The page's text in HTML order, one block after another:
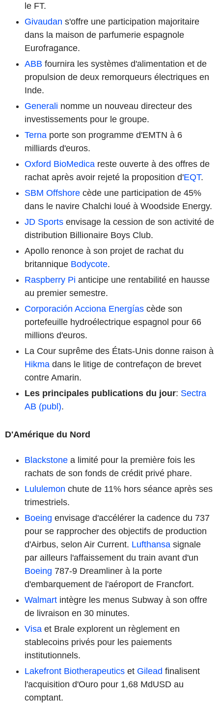
le FT.
Givaudan s'offre une participation majoritaire
dans la maison de parfumerie espagnole
Eurofragance.
ABB fournira les systèmes d'alimentation et de
propulsion de deux remorqueurs électriques en
Inde.
Generali nomme un nouveau directeur des
investissements pour le groupe.
Terna porte son programme d'EMTN à 6
milliards d'euros.
Oxford BioMedica reste ouverte à des offres de
rachat après avoir rejeté la proposition d'EQT.
SBM Offshore cède une participation de 45%
dans le navire Chalchi loué à Woodside Energy.
JD Sports envisage la cession de son activité de
distribution Billionaire Boys Club.
Apollo renonce à son projet de rachat du
britannique Bodycote.
Raspberry Pi anticipe une rentabilité en hausse
au premier semestre.
Corporación Acciona Energías cède son
portefeuille hydroélectrique espagnol pour 66
millions d'euros.
La Cour suprême des États-Unis donne raison à
Hikma dans le litige de contrefaçon de brevet
contre Amarin.
Les principales publications du jour: Sectra
AB (publ).
D'Amérique du Nord
Blackstone a limité pour la première fois les
rachats de son fonds de crédit privé phare.
Lululemon chute de 11% hors séance après ses
trimestriels.
Boeing envisage d'accélérer la cadence du 737
pour se rapprocher des objectifs de production
d'Airbus, selon Air Current. Lufthansa signale
par ailleurs l'affaissement du train avant d'un
Boeing 787-9 Dreamliner à la porte
d'embarquement de l'aéroport de Francfort.
Walmart intègre les menus Subway à son offre
de livraison en 30 minutes.
Visa et Brale explorent un règlement en
stablecoins privés pour les paiements
institutionnels.
Lakefront Biotherapeutics et Gilead finalisent
l'acquisition d'Ouro pour 1,68 MdUSD au
comptant.